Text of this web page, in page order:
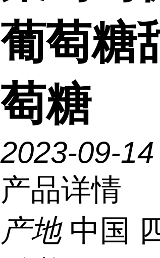
葡萄糖
萄糖
2023-09-14
产品详情
产地 中国